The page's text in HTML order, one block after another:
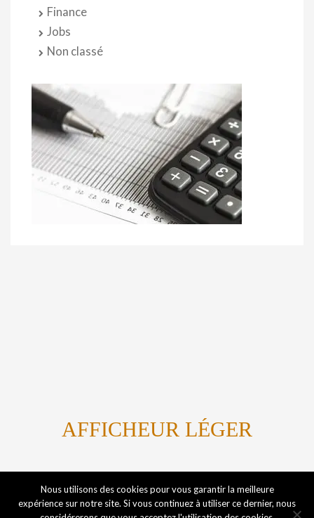
Finance
Jobs
Non classé
AFFICHEUR LÉGER
Nous utilisons des cookies pour vous garantir la meilleure
expérience sur notre site. Si vous continuez à utiliser ce dernier, nous